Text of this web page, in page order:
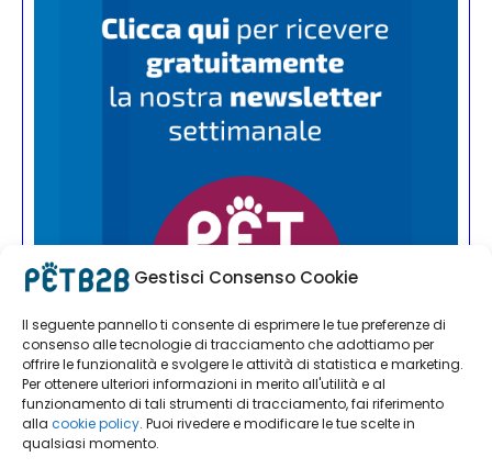
Gestisci Consenso Cookie
Il seguente pannello ti consente di esprimere le tue preferenze di
consenso alle tecnologie di tracciamento che adottiamo per
offrire le funzionalità e svolgere le attività di statistica e marketing.
Per ottenere ulteriori informazioni in merito all'utilità e al
funzionamento di tali strumenti di tracciamento, fai riferimento
alla cookie policy. Puoi rivedere e modificare le tue scelte in
qualsiasi momento.